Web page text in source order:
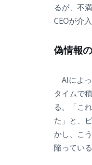
るが、不
CEOが介
偽情報
AIによ
タイムで
る。「こ
た」と、
かし、こ
陥ってい